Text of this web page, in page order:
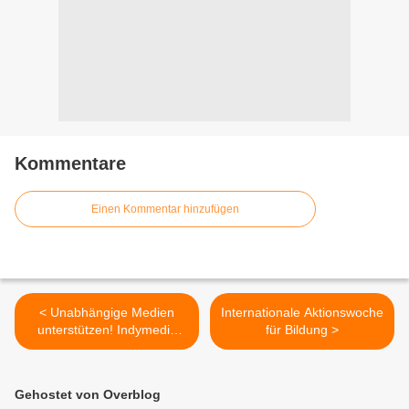
Kommentare
Einen Kommentar hinzufügen
< Unabhängige Medien
unterstützen! Indymedia
bitte um eure Hilfe.
Internationale Aktionswoche
für Bildung >
Gehostet von Overblog